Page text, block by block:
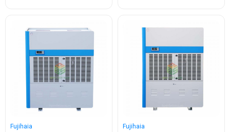
Fujihaia Fujihaia